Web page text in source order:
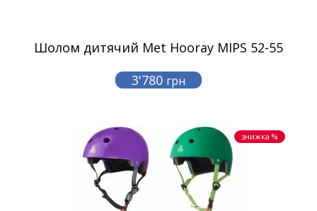
Шолом дитячий Met Hooray MIPS 52-55
3'780 грн
знижка %